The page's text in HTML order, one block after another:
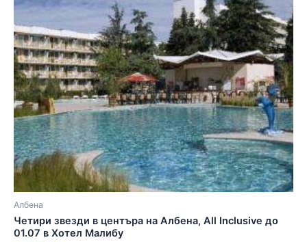
Албена
Четири звезди в центъра на Албена, All Inclusive до
01.07 в Хотел Малибу